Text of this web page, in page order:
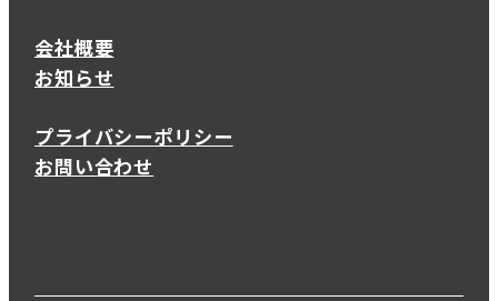
会社概要
お知らせ
プライバシーポリシー
お問い合わせ